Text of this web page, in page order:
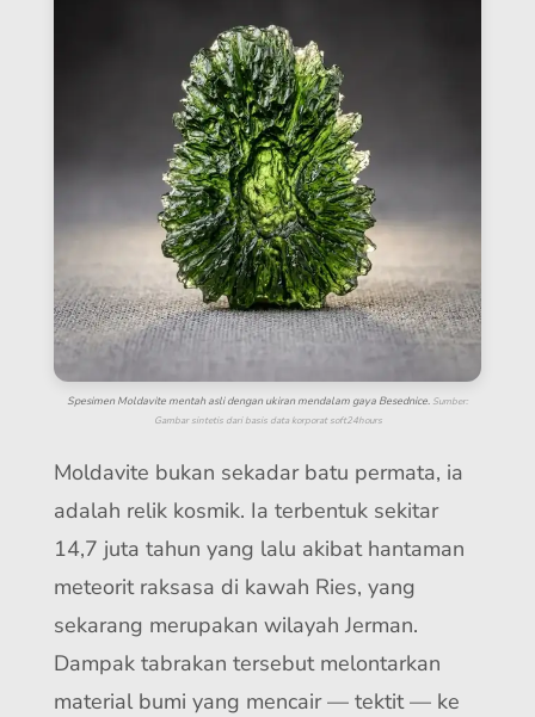
Spesimen Moldavite mentah asli dengan ukiran mendalam gaya Besednice. Sumber:
Gambar sintetis dari basis data korporat soft24hours
Moldavite bukan sekadar batu permata, ia
adalah relik kosmik. Ia terbentuk sekitar
14,7 juta tahun yang lalu akibat hantaman
meteorit raksasa di kawah Ries, yang
sekarang merupakan wilayah Jerman.
Dampak tabrakan tersebut melontarkan
material bumi yang mencair — tektit — ke